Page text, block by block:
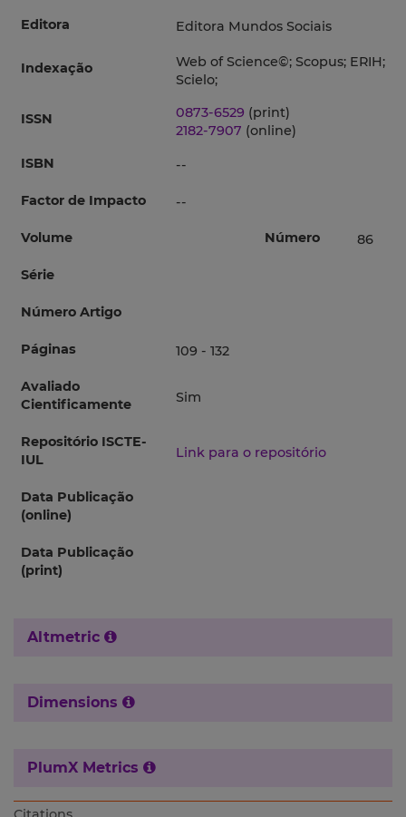
Editora Editora Mundos Sociais
Indexação
Web of Science©; Scopus; ERIH;
Scielo;
ISSN 0873-6529 (print)
2182-7907 (online)
ISBN
--
Factor de Impacto --
Volume Número 86
Série
Número Artigo
Páginas 109 - 132
Avaliado
Cientificamente
Sim
Repositório ISCTE-
IUL
Link para o repositório
Data Publicação
(online)
Data Publicação
(print)
Altmetric
Dimensions
PlumX Metrics